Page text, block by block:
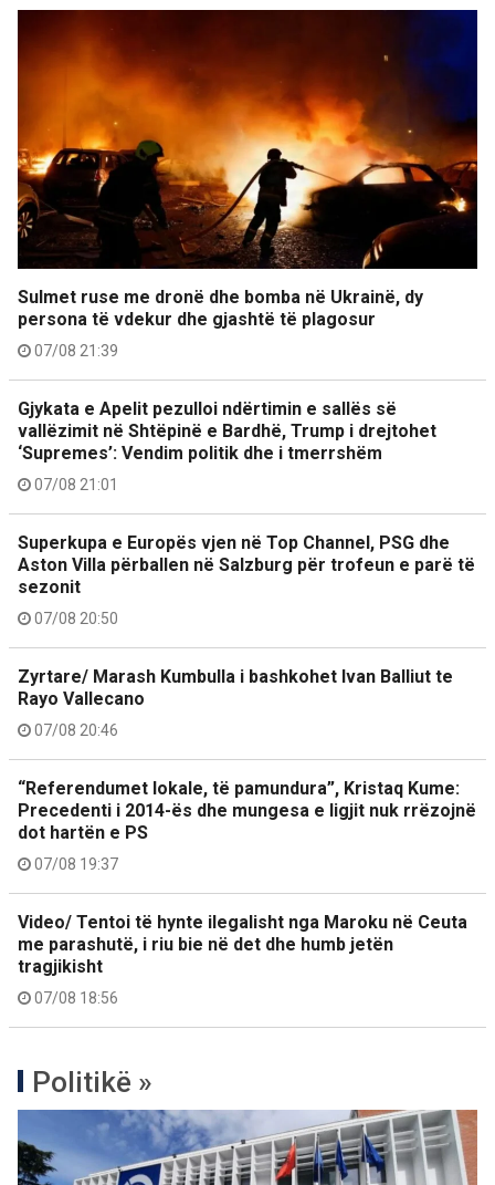
Sulmet ruse me dronë dhe bomba në Ukrainë, dy
persona të vdekur dhe gjashtë të plagosur
07/08 21:39
Gjykata e Apelit pezulloi ndërtimin e sallës së
vallëzimit në Shtëpinë e Bardhë, Trump i drejtohet
‘Supremes’: Vendim politik dhe i tmerrshëm
07/08 21:01
Superkupa e Europës vjen në Top Channel, PSG dhe
Aston Villa përballen në Salzburg për trofeun e parë të
sezonit
07/08 20:50
Zyrtare/ Marash Kumbulla i bashkohet Ivan Balliut te
Rayo Vallecano
07/08 20:46
“Referendumet lokale, të pamundura”, Kristaq Kume:
Precedenti i 2014-ës dhe mungesa e ligjit nuk rrëzojnë
dot hartën e PS
07/08 19:37
Video/ Tentoi të hynte ilegalisht nga Maroku në Ceuta
me parashutë, i riu bie në det dhe humb jetën
tragjikisht
07/08 18:56
Politikë »